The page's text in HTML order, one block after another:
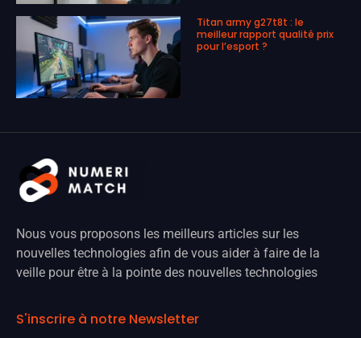
Titan army g27t8t : le
meilleur rapport qualité prix
pour l’esport ?
Nous vous proposons les meilleurs articles sur les
nouvelles technologies afin de vous aider à faire de la
veille pour être à la pointe des nouvelles technologies
S'inscrire à notre Newsletter